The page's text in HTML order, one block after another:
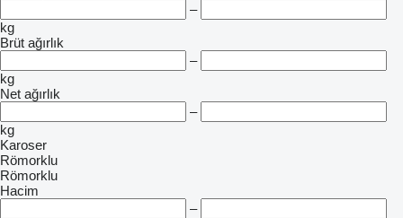
–
kg
Brüt ağırlık
–
kg
Net ağırlık
–
kg
Karoser
Römorklu
Römorklu
Hacim
–